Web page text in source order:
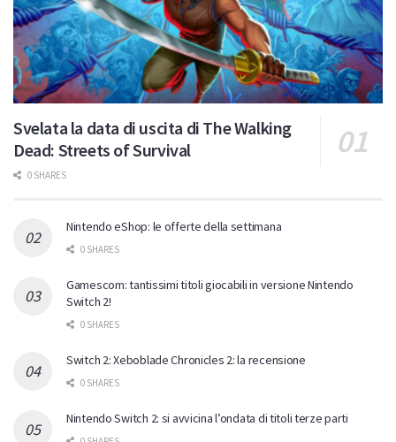
Svelata la data di uscita di The Walking
Dead: Streets of Survival
0 SHARES
Nintendo eShop: le offerte della settimana
0 SHARES
Gamescom: tantissimi titoli giocabili in versione Nintendo
Switch 2!
0 SHARES
Switch 2: Xeboblade Chronicles 2: la recensione
0 SHARES
Nintendo Switch 2: si avvicina l’ondata di titoli terze parti